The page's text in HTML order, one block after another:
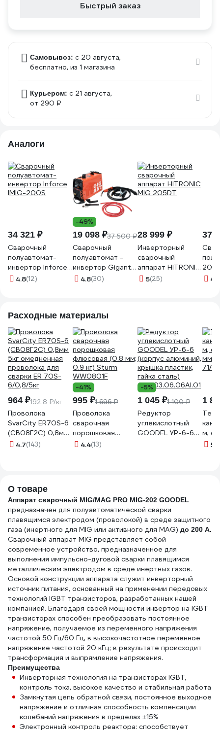
Быстрый заказ
Самовывоз: c 20 августа,
бесплатно, из 1 магазина
Курьером: c 21 августа,
от 290 ₽
Аналоги
34 321 ₽
Сварочный
полуавтомат-
инвертор Inforce
IMIG-200S
4.8(12)
-49%
19 098 ₽37 500 ₽
Сварочный
полуавтомат -
инвертор Gigant
(200 А; EURO;
4.8(30)
28 999 ₽
Инверторный
сварочный
аппарат HITRONIC
MIG 205DT
5(25)
37
200
4.8
Расходные материалы
964 ₽192.8 ₽/кг
Проволока
SvarCity ER70S-6
(СВ08Г2С) 0,8мм
5кг омедненная
4.7(143)
-41%
995 ₽1 696 ₽
Проволока
сварочная
порошковая
флюсовая (0.8 мм;
4.4(13)
-5%
1 045 ₽1 100 ₽
Редуктор
углекислотный
GOODEL УР-6-6
1
м,
мм)
5
О товаре
Аппарат сварочный MIG/MAG PRO MIG-202 GOODEL
предназначен для полуавтоматической сварки
плавящимся электродом (проволокой) в среде защитного
газа (инертного для MIG или активного для MAG) до 200 А.
Сварочный аппарат MIG представляет собой
современное устройство, предназначенное для
выполнения импульсно-дуговой сварки плавящимся
металлическим электродом в среде инертных газов.
Основой конструкции аппарата служит инверторный
источник питания, основанный на применении передовых
технологий IGBT транзисторов, разработанных нашей
компанией. Благодаря своей мощности инвертор на IGBT
транзисторах способен преобразовать постоянное
напряжение, получаемое из переменного напряжения
частотой 50 Гц/60 Гц, в высокочастотное переменное
напряжение частотой 20 кГц; в результате происходит
трансформация и выпрямление напряжения.
Преимущества
Инверторная технология на транзисторах IGBT,
контроль тока, высокое качество и стабильная работа
Замкнутая цепь обратной связи, постоянное выходное
напряжение и отличная способность компенсации
колебаний напряжения в пределах ±15%
Электронный контроль реактора: способствует